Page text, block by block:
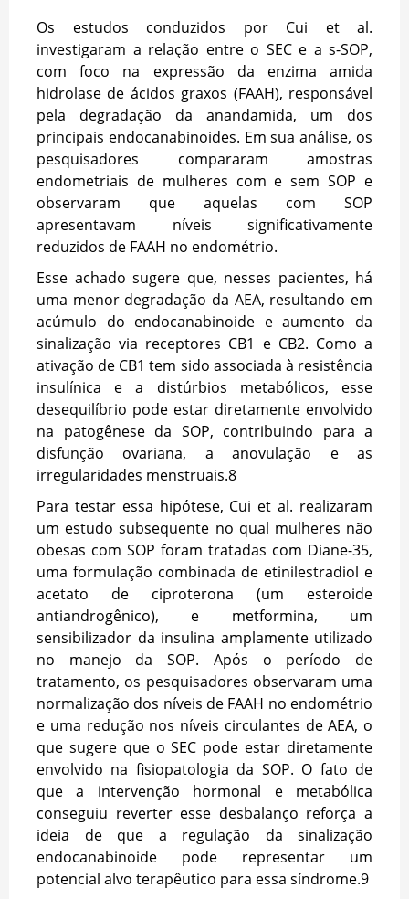
Os estudos conduzidos por Cui et al.
investigaram a relação entre o SEC e a s-SOP,
com foco na expressão da enzima amida
hidrolase de ácidos graxos (FAAH), responsável
pela degradação da anandamida, um dos
principais endocanabinoides. Em sua análise, os
pesquisadores compararam amostras
endometriais de mulheres com e sem SOP e
observaram que aquelas com SOP
apresentavam níveis significativamente
reduzidos de FAAH no endométrio.
Esse achado sugere que, nesses pacientes, há
uma menor degradação da AEA, resultando em
acúmulo do endocanabinoide e aumento da
sinalização via receptores CB1 e CB2. Como a
ativação de CB1 tem sido associada à resistência
insulínica e a distúrbios metabólicos, esse
desequilíbrio pode estar diretamente envolvido
na patogênese da SOP, contribuindo para a
disfunção ovariana, a anovulação e as
irregularidades menstruais.8
Para testar essa hipótese, Cui et al. realizaram
um estudo subsequente no qual mulheres não
obesas com SOP foram tratadas com Diane-35,
uma formulação combinada de etinilestradiol e
acetato de ciproterona (um esteroide
antiandrogênico), e metformina, um
sensibilizador da insulina amplamente utilizado
no manejo da SOP. Após o período de
tratamento, os pesquisadores observaram uma
normalização dos níveis de FAAH no endométrio
e uma redução nos níveis circulantes de AEA, o
que sugere que o SEC pode estar diretamente
envolvido na fisiopatologia da SOP. O fato de
que a intervenção hormonal e metabólica
conseguiu reverter esse desbalanço reforça a
ideia de que a regulação da sinalização
endocanabinoide pode representar um
potencial alvo terapêutico para essa síndrome.9